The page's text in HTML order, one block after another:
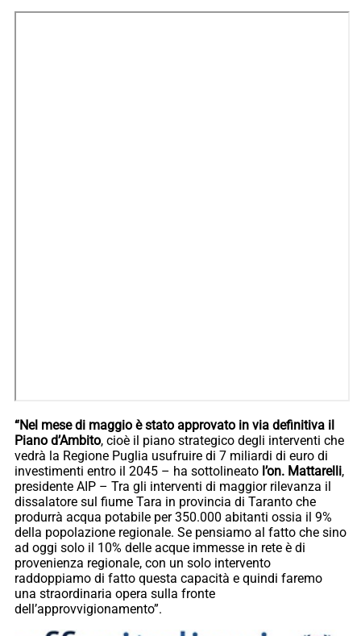
“Nel mese di maggio è stato approvato in via definitiva il
Piano d’Ambito, cioè il piano strategico degli interventi che
vedrà la Regione Puglia usufruire di 7 miliardi di euro di
investimenti entro il 2045 – ha sottolineato l’on. Mattarelli,
presidente AIP – Tra gli interventi di maggior rilevanza il
dissalatore sul fiume Tara in provincia di Taranto che
produrrà acqua potabile per 350.000 abitanti ossia il 9%
della popolazione regionale. Se pensiamo al fatto che sino
ad oggi solo il 10% delle acque immesse in rete è di
provenienza regionale, con un solo intervento
raddoppiamo di fatto questa capacità e quindi faremo
una straordinaria opera sulla fronte
dell’approvvigionamento”.